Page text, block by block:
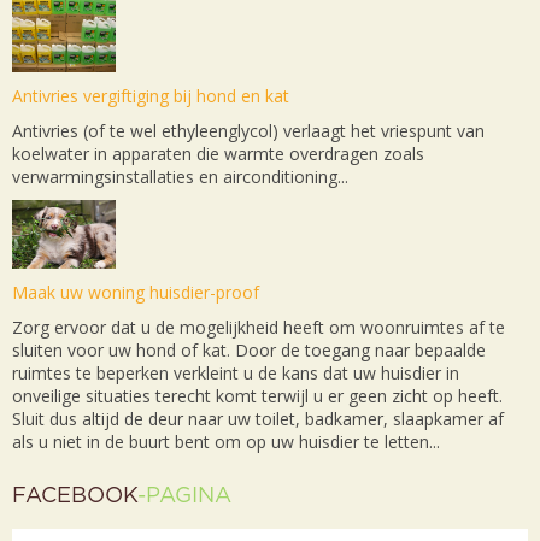
Antivries vergiftiging bij hond en kat
Antivries (of te wel ethyleenglycol) verlaagt het vriespunt van
koelwater in apparaten die warmte overdragen zoals
verwarmingsinstallaties en airconditioning...
Maak uw woning huisdier-proof
Zorg ervoor dat u de mogelijkheid heeft om woonruimtes af te
sluiten voor uw hond of kat. Door de toegang naar bepaalde
ruimtes te beperken verkleint u de kans dat uw huisdier in
onveilige situaties terecht komt terwijl u er geen zicht op heeft.
Sluit dus altijd de deur naar uw toilet, badkamer, slaapkamer af
als u niet in de buurt bent om op uw huisdier te letten...
FACEBOOK-PAGINA